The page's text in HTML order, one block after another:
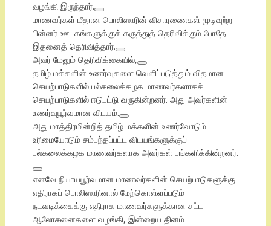
வழங்கி இருந்தார்.
மாணவர்கள் மீதான பொலிஸாரின் விசாரணைகள் முடிவுற்ற
பின்னர் ஊடகங்களுக்குக் கருத்துத் தெரிவிக்கும் போதே
இதனைத் தெரிவித்தார்.
அவர் மேலும் தெரிவிக்கையில்,
தமிழ் மக்களின் உணர்வுகளை வெளிப்படுத்தும் விதமான
செயற்பாடுகளில் பல்கலைக்கழக மாணவர்களாகச்
செயற்பாடுகளில் ஈடுபட்டு வருகின்றனர். அது அவர்களின்
உணர்வுபூர்வமான விடயம்.
அது மாத்திரமின்றித் தமிழ் மக்களின் உணர்வோடும்
உரிமையோடும் சம்பந்தப்பட்ட விடயங்களுக்குப்
பல்கலைக்கழக மாணவர்களாக அவர்கள் பங்களிக்கின்றனர்.
எனவே நியாயபூர்வமான மாணவர்களின் செயற்பாடுகளுக்கு
எதிராகப் பொலிஸாரினால் மேற்கொள்ளப்படும்
நடவடிக்கைக்கு எதிராக மாணவர்களுக்கான சட்ட
ஆலோசனைகளை வழங்கி, இன்றைய தினம்